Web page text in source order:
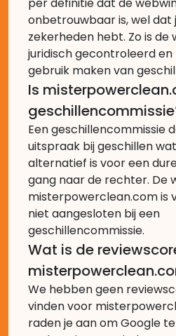
onbetrouwbaar is, wel dat
zekerheden hebt. Zo is de
juridisch gecontroleerd en
gebruik maken van
Is
Een geschillencommissie
uitspraak bij geschillen
alternatief is voor een
gang naar de rechter. De
misterpowerclean.com is
niet aangesloten bij een
geschillencommissie.
Wat is de
We hebben geen
vinden voor
raden je aan om Google